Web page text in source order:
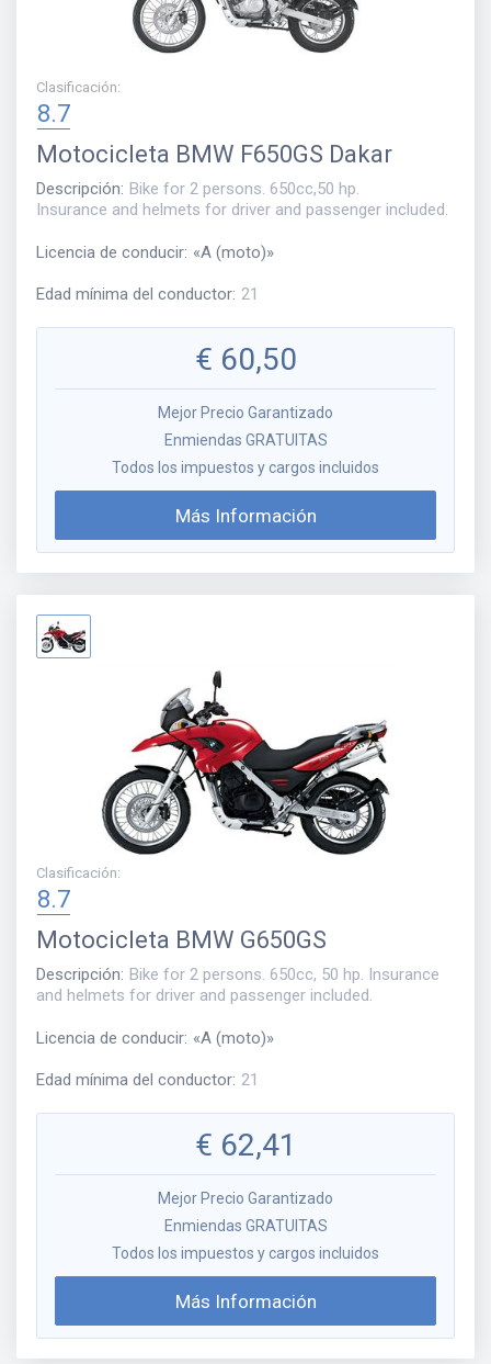
Clasificación:
8.7
Motocicleta BMW F650GS Dakar
Descripción: Bike for 2 persons. 650cc,50 hp.
Insurance and helmets for driver and passenger included.
Licencia de conducir: «A (moto)»
Edad mínima del conductor: 21
€ 60,50
Mejor Precio Garantizado
Enmiendas GRATUITAS
Todos los impuestos y cargos incluidos
Más Información
Clasificación:
8.7
Motocicleta BMW G650GS
Descripción: Bike for 2 persons. 650cc, 50 hp. Insurance
and helmets for driver and passenger included.
Licencia de conducir: «A (moto)»
Edad mínima del conductor: 21
€ 62,41
Mejor Precio Garantizado
Enmiendas GRATUITAS
Todos los impuestos y cargos incluidos
Más Información